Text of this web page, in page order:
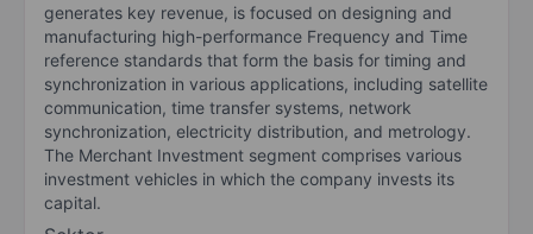
generates key revenue, is focused on designing and
manufacturing high-performance Frequency and Time
reference standards that form the basis for timing and
synchronization in various applications, including satellite
communication, time transfer systems, network
synchronization, electricity distribution, and metrology.
The Merchant Investment segment comprises various
investment vehicles in which the company invests its
capital.